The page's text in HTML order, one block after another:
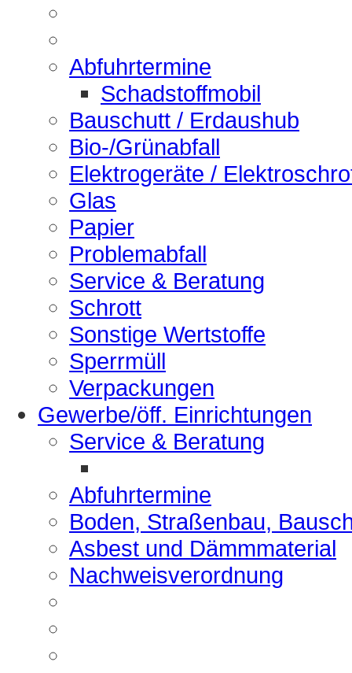
Abfuhrtermine
Schadstoffmobil
Bauschutt / Erdaushub
Bio-/Grünabfall
Elektrogeräte /
Glas
Papier
Problemabfall
Service & Beratung
Schrott
Sonstige Wertstoffe
Sperrmüll
Verpackungen
Gewerbe/öff. Einrichtungen
Service & Beratung
Abfuhrtermine
Boden, Straßenbau,
Asbest und Dämmmaterial
Nachweisverordnung